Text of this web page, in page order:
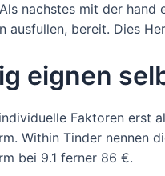
nachstes mit der
ausfullen, bereit. Dies
eignen
Faktoren erst
Within Tinder nennen
bei 9.1 ferner 86 €.